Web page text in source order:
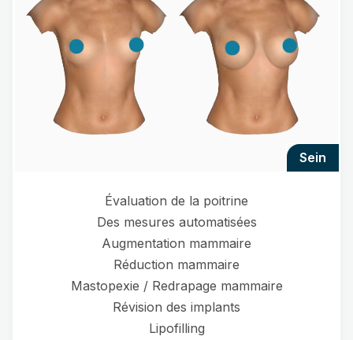
sein
Évaluation de la poitrine
Des mesures automatisées
Augmentation mammaire
Réduction mammaire
Mastopexie / Redrapage mammaire
Révision des implants
Lipofilling